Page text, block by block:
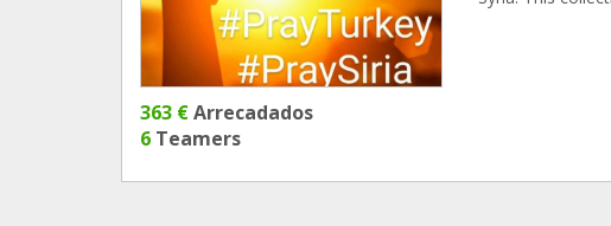
363 €Arrecadados
6 Teamers